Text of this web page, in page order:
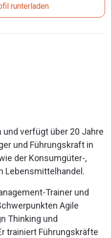
runterladen
und verfügt über 20 Jahre
und Führungskraft in
der Konsumgüter-,
Lebensmittelhandel.
Trainer und
Agile
Thinking und
trainiert Führungskräfte